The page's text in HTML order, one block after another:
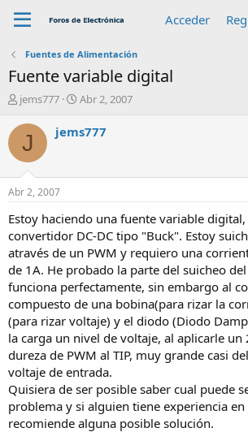
Acceder
Fuentes de Alimentación
Fuente variable digital
A
t
r
jems777
F
c
n
i
c
o
Abr 2, 2007
J jems777
Abr 2, 2007
Estoy haciendo una fuente variable
convertidor DC-DC tipo "Buck". Estoy
através de un PWM y requiero una
de 1A. He probado la parte del suicheo
funciona perfectamente, sin embargo al
compuesto de una bobina(para rizar la
(para rizar voltaje) y el diodo (Diodo
la carga un nivel de voltaje, al aplicarle un
dureza de PWM al TIP, muy grande casi
voltaje de entrada.
Quisiera de ser posible saber cual puede
problema y si alguien tiene experiencia en
recomiende alguna posible solución.